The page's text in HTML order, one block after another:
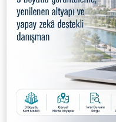
ve Mohmmad en çok
Turnuvaya yarın
Ankaraspor, Beşiktaş-
devam edilirken,
madalyaları 18
yapılacak ödül